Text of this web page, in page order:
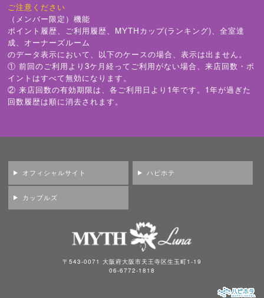
ご注意ください
（メンバー限定）機能
ポイント履歴、ご利用履歴、MYTHカップ(ランキング)、全室達
成、オーナーズルーム
のデータ表示において、以下のケースの場合、表示は出ません。
① 前回のご利用より3ケ月経ってご利用がない場合、来店回数・ポ
イントはすべて無効になります。
② 来店回数の有効期限は、各ご利用日より1年です。1年が過ぎた
回数履歴は順に消去されます。
オフィシャルサイト ハピホテ
カップルズ
〒543-0071 大阪府大阪市天王寺区生玉町1-19
06-6772-1818